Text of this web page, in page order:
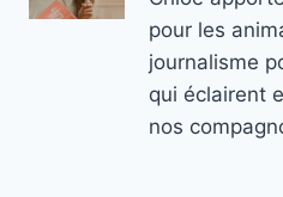
pour les
journalisme
qui éclairent
nos